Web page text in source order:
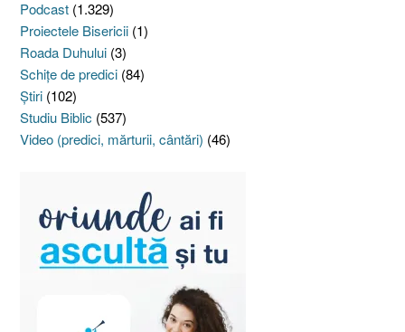
Podcast (1.329)
Proiectele Bisericii (1)
Roada Duhului (3)
Schiţe de predici (84)
Ştiri (102)
Studiu Biblic (537)
Video (predici, mărturii, cântări) (46)